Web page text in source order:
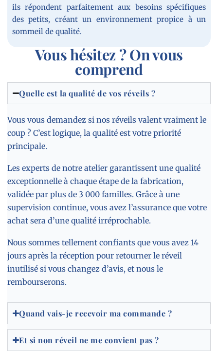
ils répondent parfaitement aux besoins spécifiques
des petits, créant un environnement propice à un
sommeil de qualité.
Vous hésitez ? On vous
comprend
Quelle est la qualité de vos réveils ?
Vous vous demandez si nos réveils valent vraiment le
coup ? C’est logique, la qualité est votre priorité
principale.
Les experts de notre atelier garantissent une qualité
exceptionnelle à chaque étape de la fabrication,
validée par plus de 3 000 familles. Grâce à une
supervision continue, vous avez l’assurance que votre
achat sera d’une qualité irréprochable.
Nous sommes tellement confiants que vous avez 14
jours après la réception pour retourner le réveil
inutilisé si vous changez d’avis, et nous le
rembourserons.
Quand vais-je recevoir ma commande ?
Et si non réveil ne me convient pas ?